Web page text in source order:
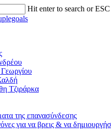
Hit enter to search or
Τζιράρκα
της επανασύνδεσης
για να βρεις & να